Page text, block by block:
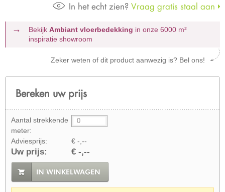
In het echt zien? Vraag gratis staal aan
Bekijk Ambiant vloerbedekking in onze 6000 m²
inspiratie showroom
Zeker weten of dit product aanwezig is? Bel ons!
Bereken uw prijs
Aantal strekkende
meter:
Adviesprijs:
€ -,--
Uw prijs: € -,--
IN WINKELWAGEN